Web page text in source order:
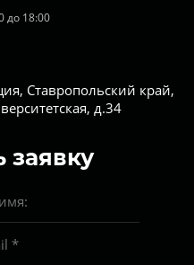
до 18:00
Ставропольский край,
д.34
заявку